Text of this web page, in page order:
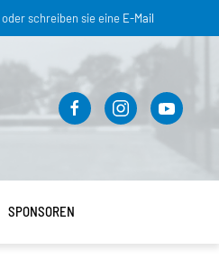
oder schreiben sie eine E-Mail
SPONSOREN